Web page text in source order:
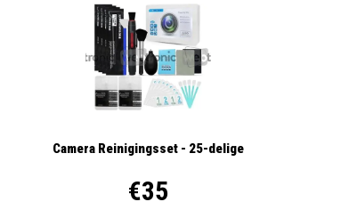
Camera Reinigingsset - 25-delige
€35